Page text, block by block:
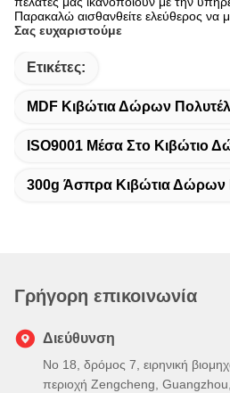
Παρακαλώ αισθανθείτε ελεύθερος να
Σας ευχαριστούμε
Ετικέτες:
MDF Κιβώτια Δώρων
ISO9001 Μέσα Στο Κιβώτιο
300g Άσπρα Κιβώτια Δώρων
Γρήγορη επικοινωνία
Διεύθυνση
Νο 18, δρόμος 7, ειρηνική
περιοχή Zengcheng,